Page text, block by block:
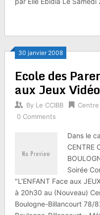
30 janvier 2008
Ecole des
aux Jeux Vidéo
By Le CCIBB
0 Comments
Dans le
CENTRE
Soirée
"L’ENFANT Face aux
à 20h30 au (Nouveau)
Boulogne-Billancourt 78/